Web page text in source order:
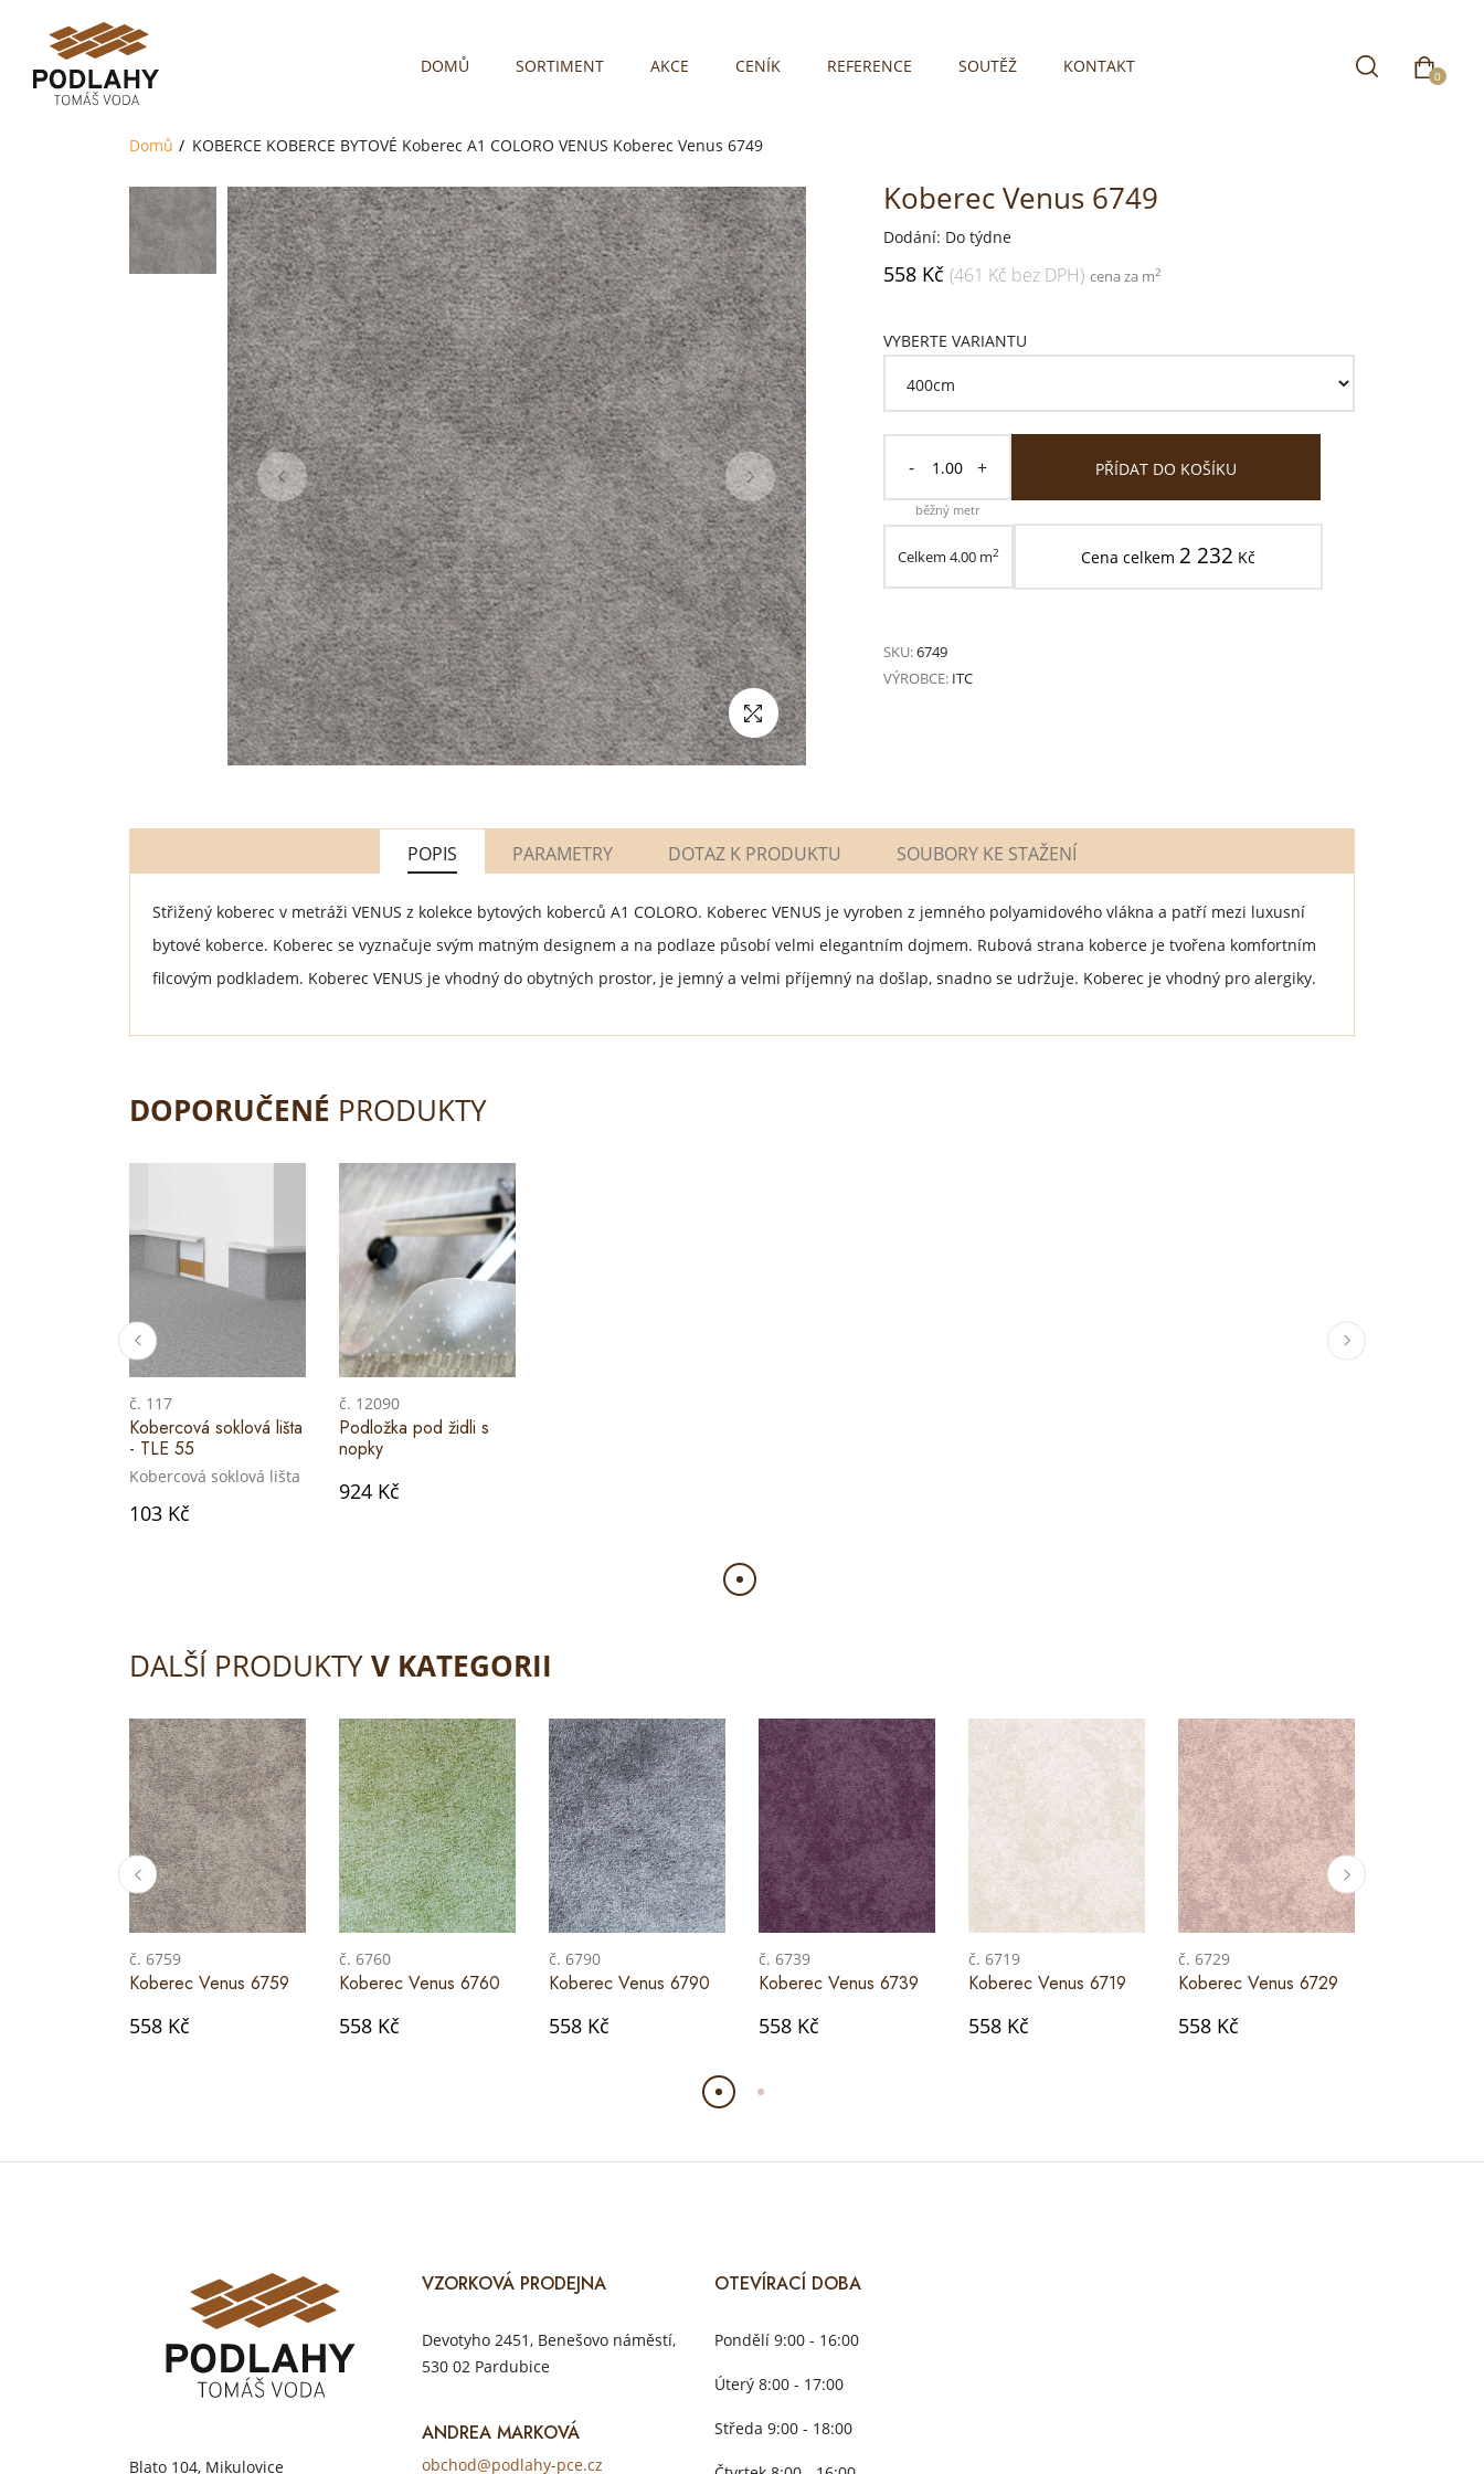
DOMŮ SORTIMENT AKCE CENÍK REFERENCE SOUTĚŽ KONTAKT 0
Domů KOBERCE KOBERCE BYTOVÉ Koberec A1 COLORO VENUS Koberec Venus 6749
Koberec Venus 6749
Dodání: Do týdne
558 Kč (461 Kč bez DPH) cena za m2
VYBERTE VARIANTU
- +
běžný metr
PŘÍDAT DO KOŠÍKU
Celkem 4.00m2 Cena celkem 2 232 Kč
SKU:6749
VÝROBCE: ITC
POPIS PARAMETRY DOTAZ K PRODUKTU SOUBORY KE STAŽENÍ
Střižený koberec v metráži VENUS z kolekce bytových koberců A1 COLORO. Koberec VENUS je vyroben z jemného polyamidového vlákna a patří mezi luxusní
bytové koberce. Koberec se vyznačuje svým matným designem a na podlaze působí velmi elegantním dojmem. Rubová strana koberce je tvořena komfortním
filcovým podkladem. Koberec VENUS je vhodný do obytných prostor, je jemný a velmi příjemný na došlap, snadno se udržuje. Koberec je vhodný pro alergiky.
DOPORUČENÉ PRODUKTY
č. 117
Kobercová soklová lišta
- TLE 55
Kobercová soklová lišta
103 Kč
č. 12090
Podložka pod židli s
nopky
924 Kč
DALŠÍ PRODUKTYV KATEGORII
č. 6759
Koberec Venus 6759
558 Kč
č. 6760
Koberec Venus 6760
558 Kč
č. 6790
Koberec Venus 6790
558 Kč
č. 6739
Koberec Venus 6739
558 Kč
č. 6719
Koberec Venus 6719
558 Kč
č. 6729
Koberec Venus 6729
558 Kč
Blato 104, Mikulovice
VZORKOVÁ PRODEJNA
Devotyho 2451, Benešovo náměstí,
530 02 Pardubice
ANDREA MARKOVÁ
obchod@podlahy-pce.cz
OTEVÍRACÍ DOBA
Pondělí 9:00 - 16:00
Úterý 8:00 - 17:00
Středa 9:00 - 18:00